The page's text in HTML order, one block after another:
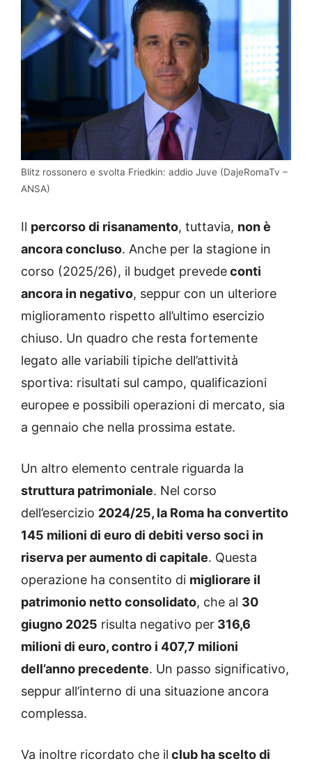
Blitz rossonero e svolta Friedkin: addio Juve (DajeRomaTv –
ANSA)
Il percorso di risanamento, tuttavia, non è
ancora concluso. Anche per la stagione in
corso (2025/26), il budget prevedeconti
ancora in negativo, seppur con un ulteriore
miglioramento rispetto all’ultimo esercizio
chiuso. Un quadro che resta fortemente
legato alle variabili tipiche dell’attività
sportiva: risultati sul campo, qualificazioni
europee e possibili operazioni di mercato, sia
a gennaio che nella prossima estate.
Un altro elemento centrale riguarda la
struttura patrimoniale. Nel corso
dell’esercizio 2024/25, la Roma ha convertito
145 milioni di euro di debiti verso soci in
riserva per aumento di capitale. Questa
operazione ha consentito di migliorare il
patrimonio netto consolidato, che al 30
giugno 2025 risulta negativo per 316,6
milioni di euro, contro i 407,7 milioni
dell’anno precedente. Un passo significativo,
seppur all’interno di una situazione ancora
complessa.
Va inoltre ricordato che il club ha scelto di